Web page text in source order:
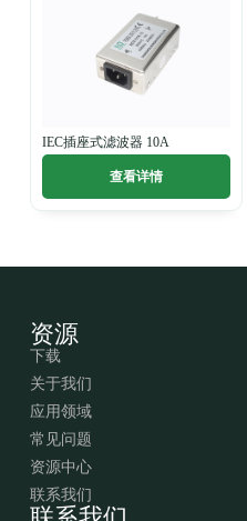
IEC插座式滤波器 10A
查看详情
资源
下载
关于我们
应用领域
常见问题
资源中心
联系我们